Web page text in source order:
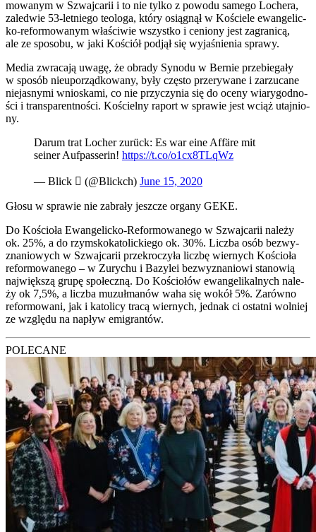
mo­wa­nym w Szwaj­ca­rii i to nie tyl­ko z powo­du same­go Loche­ra,
zale­d­wie 53-let­nie­go teo­lo­ga, któ­ry osią­gnął w Koście­le ewan­ge­lic­
ko-refor­mo­wa­nym wła­ści­wie wszyst­ko i cenio­ny jest zagra­ni­cą,
ale ze spo­so­bu, w jaki Kościół pod­jął się wyja­śnie­nia spra­wy.
Media zwra­ca­ją uwa­gę, że obra­dy Syno­du w Ber­nie prze­bie­ga­ły
w spo­sób nie­upo­rząd­ko­wa­ny, były czę­sto prze­ry­wa­ne i zarzu­ca­ne
nie­ja­sny­mi wnio­ska­mi, co nie przy­czy­nia się do oce­ny wia­ry­god­no­
ści i trans­pa­rent­no­ści. Kościel­ny raport w spra­wie jest wciąż utaj­nio­
ny.
Darum trat Locher zurück: Es war eine Affäre mit
seiner Aufpas­se­rin! https://t.co/o1cx8TLqWz
— Blick  (@Blickch) June 15, 2020
Gło­su w spra­wie nie zabra­ły jesz­cze orga­ny GEKE.
Do Kościo­ła Ewan­ge­lic­ko-Refor­mo­wa­ne­go w Szwaj­ca­rii nale­ży
ok. 25%, a do rzym­sko­ka­to­lic­kie­go ok. 30%. Licz­ba osób bez­wy­
zna­nio­wych w Szwaj­ca­rii prze­kro­czy­ła licz­bę wier­nych Kościo­ła
refor­mo­wa­ne­go – w Zury­chu i Bazy­lei bez­wy­zna­nio­wi sta­no­wią
naj­więk­szą gru­pę spo­łecz­ną. Do Kościo­łów ewan­ge­li­kal­nych nale­
ży ok 7,5%, a licz­ba muzuł­ma­nów waha się wokół 5%. Zarów­no
refor­mo­wa­ni, jak i kato­li­cy tra­cą wier­nych, jed­nak ci ostat­ni wol­niej
ze wzglę­du na napływ emi­gran­tów.
POLECANE